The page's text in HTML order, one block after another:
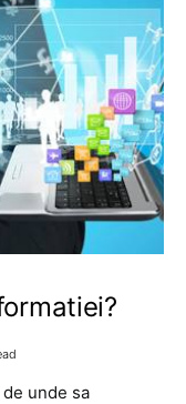
unde sa